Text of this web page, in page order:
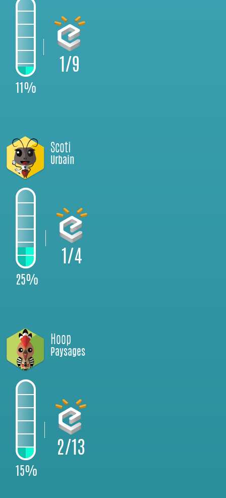
11%
1/9
Scoti
Urbain
25%
1/4
Hoop
Paysages
15%
2/13